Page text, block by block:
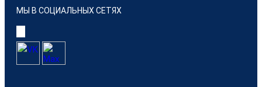
МЫ В СОЦИАЛЬНЫХ СЕТЯХ